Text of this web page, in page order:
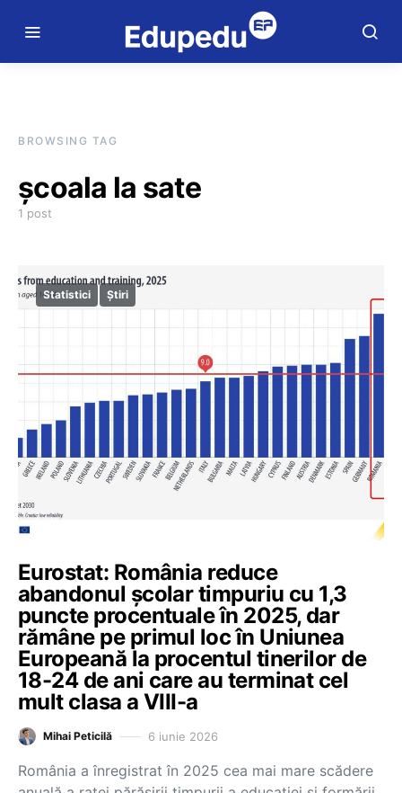
BROWSING TAG
școala la sate
1 post
Statistici Știri
Eurostat: România reduce
abandonul școlar timpuriu cu 1,3
puncte procentuale în 2025, dar
rămâne pe primul loc în Uniunea
Europeană la procentul tinerilor de
18-24 de ani care au terminat cel
mult clasa a VIII-a
Mihai Peticilă 6 iunie 2026
România a înregistrat în 2025 cea mai mare scădere